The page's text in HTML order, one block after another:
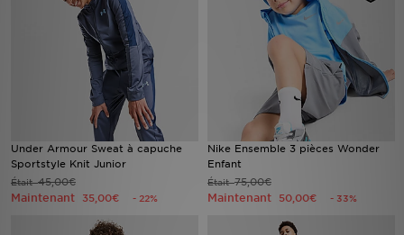
Under Armour Sweat à capuche
Sportstyle Knit Junior
Était45,00€
Maintenant 35,00€ - 22%
Nike Ensemble 3 pièces Wonder
Enfant
Était75,00€
Maintenant 50,00€ - 33%
Nos Magasins
Télécharge l'Appli